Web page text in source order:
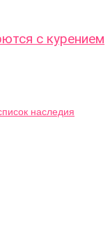
с курением